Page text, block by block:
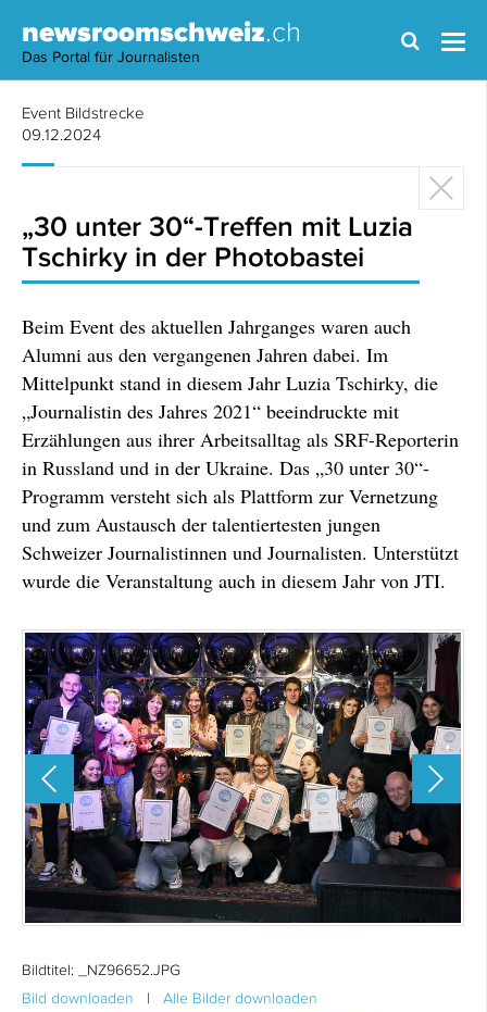
newsroomschweiz.ch
Das Portal für Journalisten
Event Bildstrecke
09.12.2024
„30 unter 30“-Treffen mit Luzia
Tschirky in der Photobastei
Beim Event des aktuellen Jahrganges waren auch
Alumni aus den vergangenen Jahren dabei. Im
Mittelpunkt stand in diesem Jahr Luzia Tschirky, die
„Journalistin des Jahres 2021“ beeindruckte mit
Erzählungen aus ihrer Arbeitsalltag als SRF-Reporterin
in Russland und in der Ukraine. Das „30 unter 30“-
Programm versteht sich als Plattform zur Vernetzung
und zum Austausch der talentiertesten jungen
Schweizer Journalistinnen und Journalisten. Unterstützt
wurde die Veranstaltung auch in diesem Jahr von JTI.
Bildtitel:
_NZ96652.JPG
Bild downloaden
| Alle Bilder downloaden